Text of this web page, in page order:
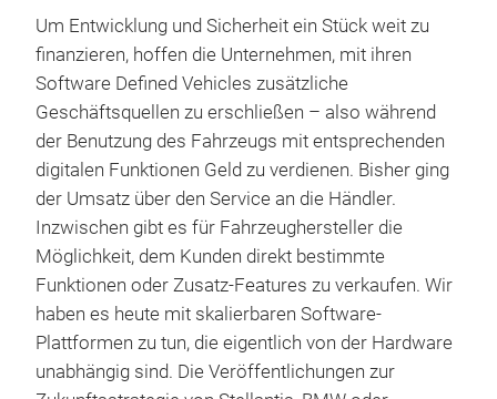
Um Entwicklung und Sicherheit ein Stück weit zu
finanzieren, hoffen die Unternehmen, mit ihren
Software Defined Vehicles zusätzliche
Geschäftsquellen zu erschließen – also während
der Benutzung des Fahrzeugs mit entsprechenden
digitalen Funktionen Geld zu verdienen. Bisher ging
der Umsatz über den Service an die Händler.
Inzwischen gibt es für Fahrzeughersteller die
Möglichkeit, dem Kunden direkt bestimmte
Funktionen oder Zusatz-Features zu verkaufen. Wir
haben es heute mit skalierbaren Software-
Plattformen zu tun, die eigentlich von der Hardware
unabhängig sind. Die Veröffentlichungen zur